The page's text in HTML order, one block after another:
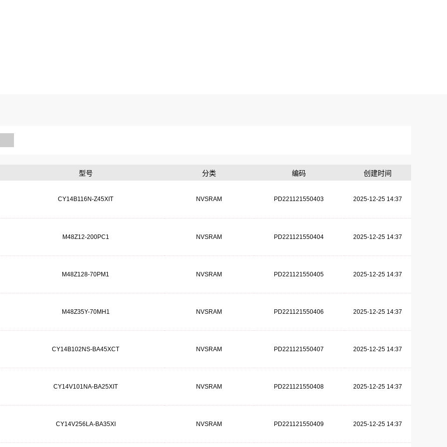
型号 分类 编码 创建时间
CY14B116N-Z45XIT NVSRAM PD221121550403 2025-12-25 14:37
M48Z12-200PC1 NVSRAM PD221121550404 2025-12-25 14:37
M48Z128-70PM1 NVSRAM PD221121550405 2025-12-25 14:37
M48Z35Y-70MH1 NVSRAM PD221121550406 2025-12-25 14:37
CY14B102NS-BA45XCT NVSRAM PD221121550407 2025-12-25 14:37
CY14V101NA-BA25XIT NVSRAM PD221121550408 2025-12-25 14:37
CY14V256LA-BA35XI NVSRAM PD221121550409 2025-12-25 14:37